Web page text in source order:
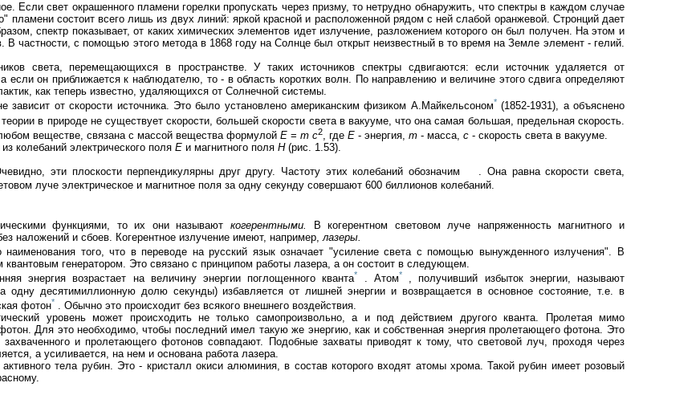
Если свет окрашенного пламени горелки пропускать через призму, то нетрудно обнаружить, что спектры в каждом случае
пламени состоит всего лишь из двух линий: яркой красной и расположенной рядом с ней слабой оранжевой. Стронций дает
спектр показывает, от каких химических элементов идет излучение, разложением которого он был получен. На этом и
В частности, с помощью этого метода в 1868 году на Солнце был открыт неизвестный в то время на Земле элемент - гелий.
света, перемещающихся в пространстве. У таких источников спектры сдвигаются: если источник удаляется от
если он приближается к наблюдателю, то - в область коротких волн. По направлению и величине этого сдвига определяют
как теперь известно, удаляющихся от Солнечной системы.
зависит от скорости источника. Это было установлено американским физиком А.Майкельсоном*(1852-1931), а объяснено
в природе не существует скорости, большей скорости света в вакууме, что она самая большая, предельная скорость.
веществе, связана с массой вещества формулойE =m c2, гдеЕ - энергия,m - масса,c - скорость света в вакууме.
колебаний электрического поля Еи магнитного поля Н(рис. 1.53).
эти плоскости перпендикулярны друг другу. Частоту этих колебаний обозначим
. Она равна скорости света,
луче электрическое и магнитное поля за одну секунду совершают 600 биллионов колебаний.
функциями, то их они называют когерентными.
В когерентном световом луче напряженность магнитного и
наложений и сбоев. Когерентное излучение имеют, например,лазеры.
наименования того, что в переводе на русский язык означает "усиление света с помощью вынужденного излучения". В
квантовым генератором. Это связано с принципом работы лазера, а он состоит в следующем.
энергия возрастает на величину энергии поглощенного кванта* . Атом*
, получивший избыток энергии, называют
десятимиллионную долю секунды) избавляется от лишней энергии и возвращается в основное состояние, т.е. в
фотон* . Обычно это происходит без всякого внешнего воздействия.
уровень может происходить не только самопроизвольно, а и под действием другого кванта. Пролетая мимо
Для это необходимо, чтобы последний имел такую же энергию, как и собственная энергия пролетающего фотона. Это
и пролетающего фотонов совпадают. Подобные захваты приводят к тому, что световой луч, проходя через
а усиливается, на нем и основана работа лазера.
тела рубин. Это - кристалл окиси алюминия, в состав которого входят атомы хрома. Такой рубин имеет розовый